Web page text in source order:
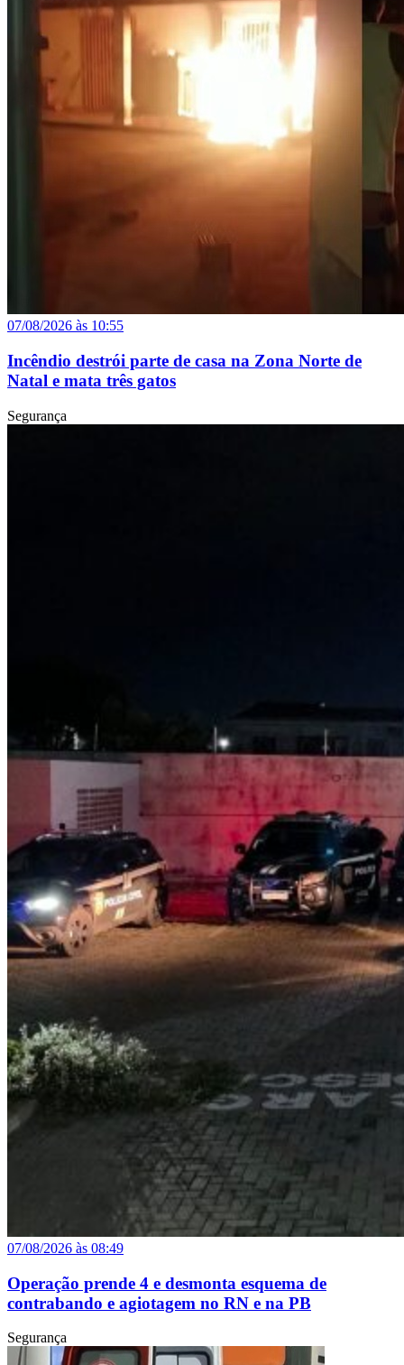
07/08/2026 às 10:55
Incêndio destrói parte de casa na Zona Norte de
Natal e mata três gatos
Segurança
07/08/2026 às 08:49
Operação prende 4 e desmonta esquema de
contrabando e agiotagem no RN e na PB
Segurança